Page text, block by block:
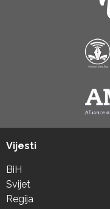
Vijesti
BiH
Svijet
Regija